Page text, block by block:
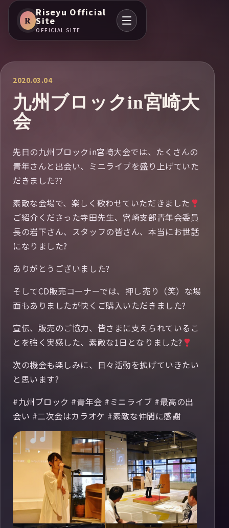
R
Riseyu Official
Site
OFFICIAL SITE
2020.03.04
九州ブロックin宮崎大
会
先日の九州ブロックin宮崎大会では、たくさんの
青年さんと出会い、ミニライブを盛り上げていた
だきました??
素敵な会場で、楽しく歌わせていただきました
ご紹介くださった寺田先生、宮崎支部青年会委員
長の岩下さん、スタッフの皆さん、本当にお世話
になりました?
ありがとうございました?
そしてCD販売コーナーでは、押し売り（笑）な場
面もありましたが快くご購入いただきました?
宣伝、販売のご協力、皆さまに支えられているこ
とを強く実感した、素敵な1日となりました?
次の機会も楽しみに、日々活動を拡げていきたい
と思います?
#九州ブロック #青年会 #ミニライブ #最高の出
会い #二次会はカラオケ #素敵な仲間に感謝